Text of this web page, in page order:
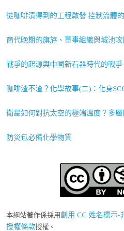
從咖啡漬得到的工程啟發 控制流體
商代晚期的旗斿、軍事組織與城池攻
戰爭的起源與中國新石器時代的戰爭
咖啡渣不渣？化學故事(二)：化身
衛星如何對抗太空的極端溫度？多
防災包必備化學物質
本網站著作係採用創用 CC 姓名標示-
授權條款授權。